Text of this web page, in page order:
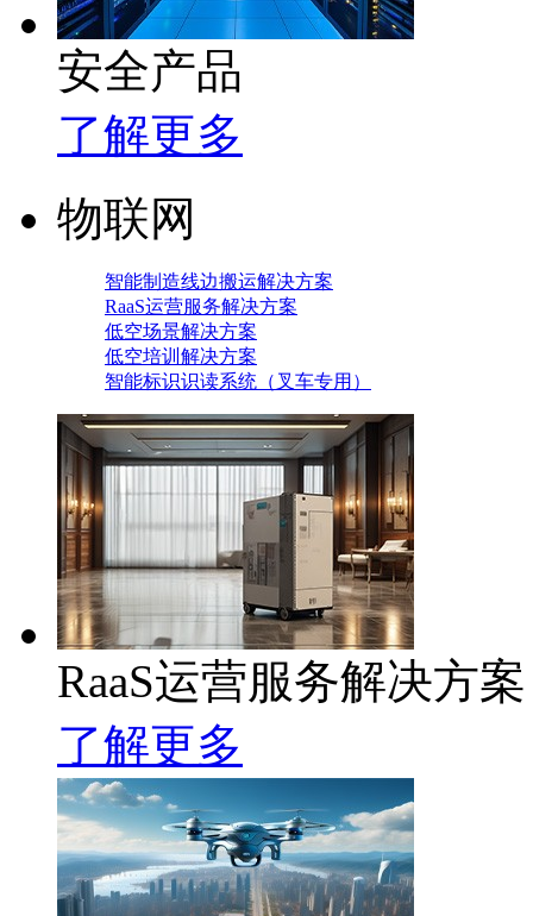
安全产品
了解更多
物联网
智能制造线边搬运解决方案
RaaS运营服务解决方案
低空场景解决方案
低空培训解决方案
智能标识识读系统（叉车专用）
RaaS运营服务解决方案
了解更多